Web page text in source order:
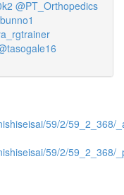
@PT_Orthopedics
59/2/59_2_368/
59/2/59_2_368/